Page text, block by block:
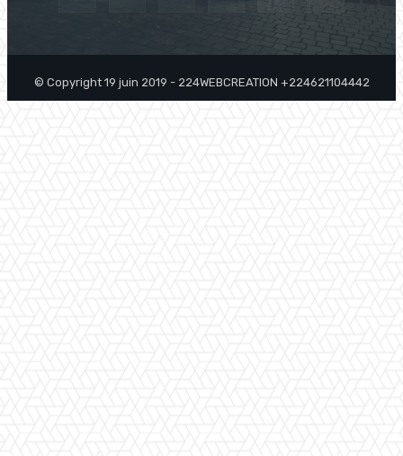
© Copyright 19 juin 2019 - 224WEBCREATION +224621104442